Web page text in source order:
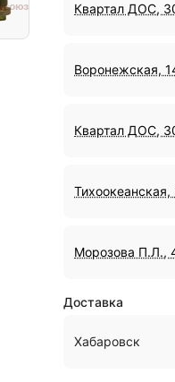
Квартал ДОС,
Воронежская,
Квартал ДОС,
Тихоокеанская,
Морозова П.Л.,
Доставка
Хабаровск